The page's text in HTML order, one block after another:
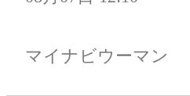
マイナビウーマン